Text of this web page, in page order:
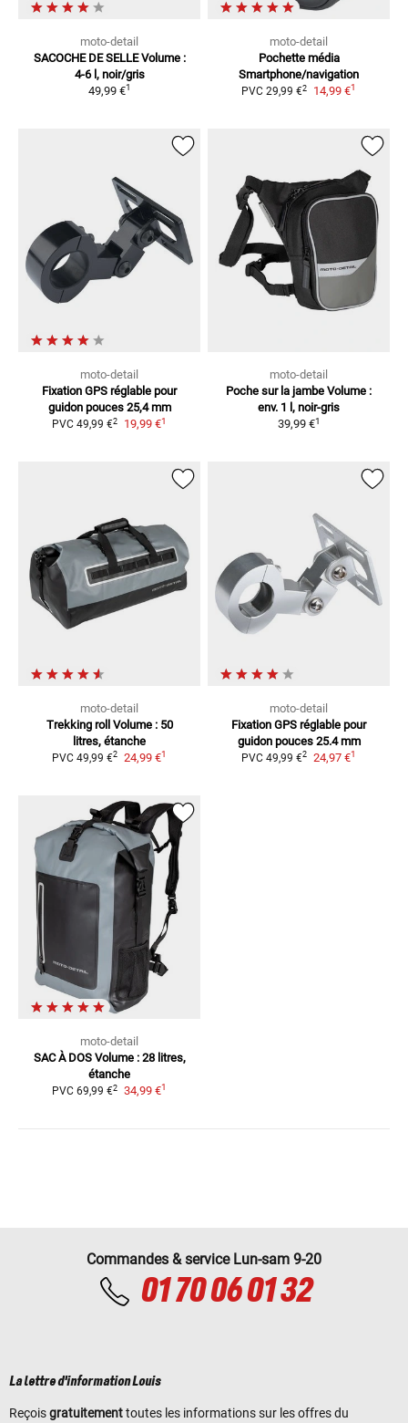
moto-detail
SACOCHE DE SELLE Volume :
4-6 l, noir/gris
49,99 €1
moto-detail
Pochette média
Smartphone/navigation
PVC 29,99 €2 14,99 €1
moto-detail
Fixation GPS réglable pour
guidon pouces 25,4 mm
PVC 49,99 €2 19,99 €1
moto-detail
Poche sur la jambe Volume :
env. 1 l, noir-gris
39,99 €1
moto-detail
Trekking roll Volume : 50
litres, étanche
PVC 49,99 €2 24,99 €1
moto-detail
Fixation GPS réglable pour
guidon pouces 25.4 mm
PVC 49,99 €2 24,97 €1
moto-detail
SAC À DOS Volume : 28 litres,
étanche
PVC 69,99 €2 34,99 €1
Commandes & service Lun-sam 9-20
01 70 06 01 32
La lettre d'information Louis
Reçoisgratuitementtoutes les informations sur les offres du